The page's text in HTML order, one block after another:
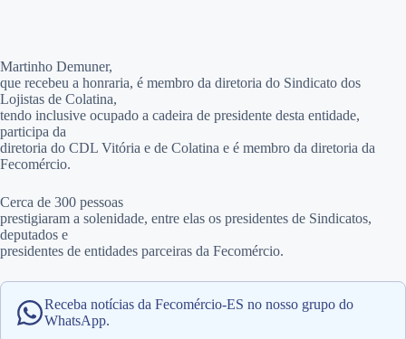
Martinho Demuner,
que recebeu a honraria, é membro da diretoria do Sindicato dos
Lojistas de Colatina,
tendo inclusive ocupado a cadeira de presidente desta entidade,
participa da
diretoria do CDL Vitória e de Colatina e é membro da diretoria da
Fecomércio.
Cerca de 300 pessoas
prestigiaram a solenidade, entre elas os presidentes de Sindicatos,
deputados e
presidentes de entidades parceiras da Fecomércio.
Receba notícias da Fecomércio-ES no nosso grupo do
WhatsApp.